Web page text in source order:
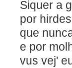
Siquer
por
que
e por
vus vej'